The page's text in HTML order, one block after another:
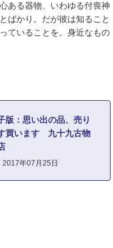
ある器物、いわゆる付喪神
ばかり。だが彼は知ること
ていることを。身近なもの
版：思い出の品、売り
買います 九十九古物
2017年07月25日